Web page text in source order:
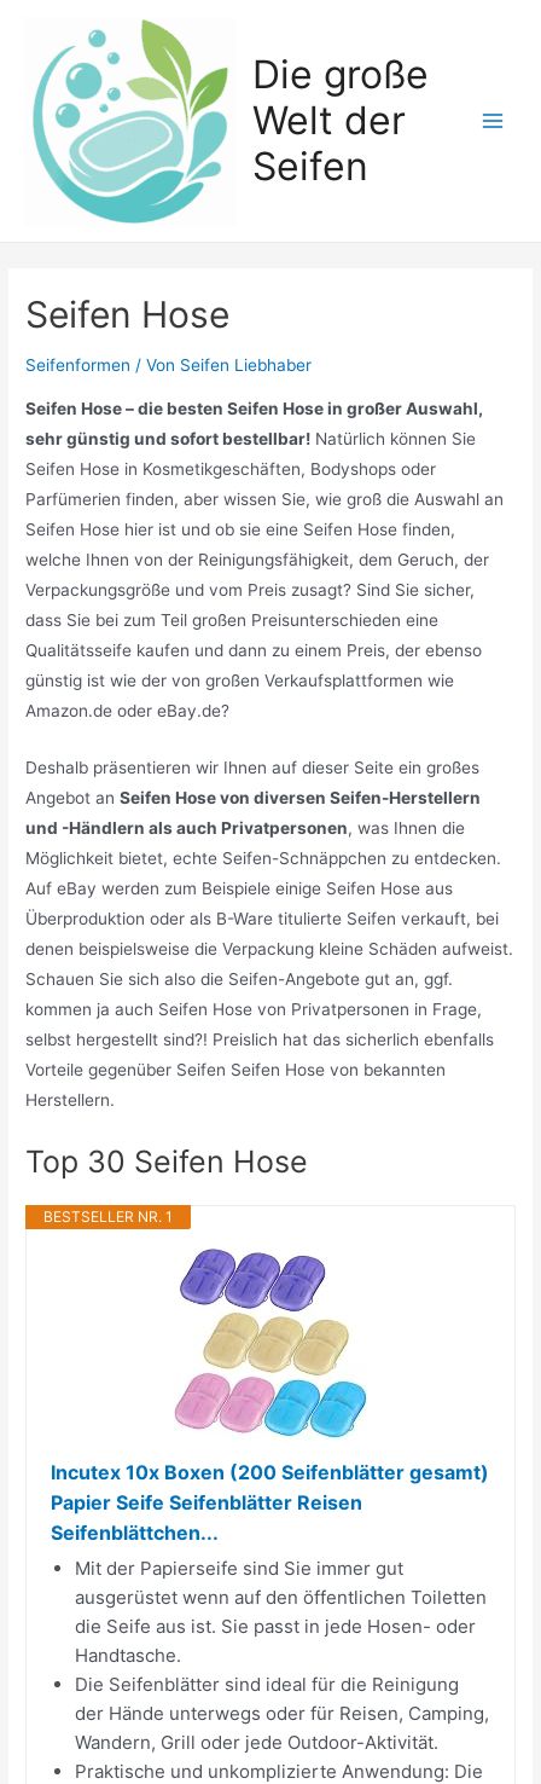
springen
Die große
Welt der
Seifen
Seifen Hose
Seifenformen / Von Seifen Liebhaber
Seifen Hose – die besten Seifen Hose in großer Auswahl,
sehr günstig und sofort bestellbar! Natürlich können Sie
Seifen Hose in Kosmetikgeschäften, Bodyshops oder
Parfümerien finden, aber wissen Sie, wie groß die Auswahl an
Seifen Hose hier ist und ob sie eine Seifen Hose finden,
welche Ihnen von der Reinigungsfähigkeit, dem Geruch, der
Verpackungsgröße und vom Preis zusagt? Sind Sie sicher,
dass Sie bei zum Teil großen Preisunterschieden eine
Qualitätsseife kaufen und dann zu einem Preis, der ebenso
günstig ist wie der von großen Verkaufsplattformen wie
Amazon.de oder eBay.de?
Deshalb präsentieren wir Ihnen auf dieser Seite ein großes
Angebot anSeifen Hose von diversen Seifen-Herstellern
und -Händlern als auch Privatpersonen, was Ihnen die
Möglichkeit bietet, echte Seifen-Schnäppchen zu entdecken.
Auf eBay werden zum Beispiele einige Seifen Hose aus
Überproduktion oder als B-Ware titulierte Seifen verkauft, bei
denen beispielsweise die Verpackung kleine Schäden aufweist.
Schauen Sie sich also die Seifen-Angebote gut an, ggf.
kommen ja auch Seifen Hose von Privatpersonen in Frage,
selbst hergestellt sind?! Preislich hat das sicherlich ebenfalls
Vorteile gegenüber Seifen Seifen Hose von bekannten
Herstellern.
Top 30 Seifen Hose
BESTSELLER NR. 1
Incutex 10x Boxen (200 Seifenblätter gesamt)
Papier Seife Seifenblätter Reisen
Seifenblättchen...
Mit der Papierseife sind Sie immer gut
ausgerüstet wenn auf den öffentlichen Toiletten
die Seife aus ist. Sie passt in jede Hosen- oder
Handtasche.
Die Seifenblätter sind ideal für die Reinigung
der Hände unterwegs oder für Reisen, Camping,
Wandern, Grill oder jede Outdoor-Aktivität.
Praktische und unkomplizierte Anwendung: Die